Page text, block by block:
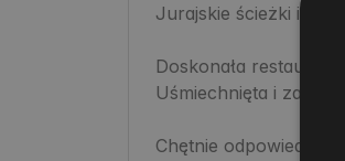
Jurajskie ścieżki i
Doskonała restauracja
Uśmiechnięta i
Chętnie odpowiedzą